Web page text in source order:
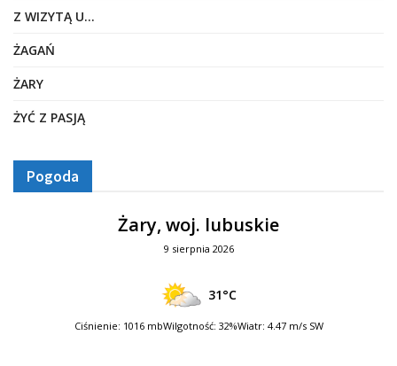
Z WIZYTĄ U…
ŻAGAŃ
ŻARY
ŻYĆ Z PASJĄ
Pogoda
Żary, woj. lubuskie
9 sierpnia 2026
31°C
Ciśnienie: 1016 mbWilgotność: 32%Wiatr: 4.47 m/s SW